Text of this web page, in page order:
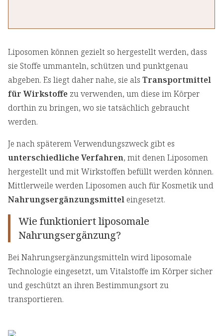
Liposomen können gezielt so hergestellt werden, dass
sie Stoffe ummanteln, schützen und punktgenau
abgeben. Es liegt daher nahe, sie als Transportmittel
für Wirkstoffe zu verwenden, um diese im Körper
dorthin zu bringen, wo sie tatsächlich gebraucht
werden.
Je nach späterem Verwendungszweck gibt es
unterschiedliche Verfahren, mit denen Liposomen
hergestellt und mit Wirkstoffen befüllt werden können.
Mittlerweile werden Liposomen auch für Kosmetik und
Nahrungsergänzungsmittel eingesetzt.
Wie funktioniert liposomale
Nahrungsergänzung?
Bei Nahrungsergänzungsmitteln wird liposomale
Technologie eingesetzt, um Vitalstoffe im Körper sicher
und geschützt an ihren Bestimmungsort zu
transportieren.